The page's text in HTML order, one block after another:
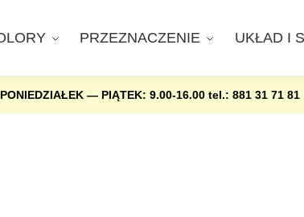
PRZEZNACZENIE UKŁAD I
— PIĄTEK: 9.00-16.00 tel.: 881 31 71 81